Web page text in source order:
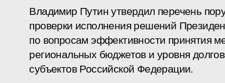
Владимир Путин утвердил перечень
проверки исполнения решений
по вопросам эффективности принятия
региональных бюджетов и уровня
субъектов Российской Федерации.